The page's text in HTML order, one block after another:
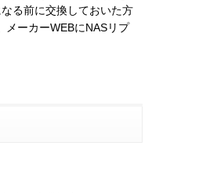
る前に交換しておいた方
メーカーWEBにNASリプ